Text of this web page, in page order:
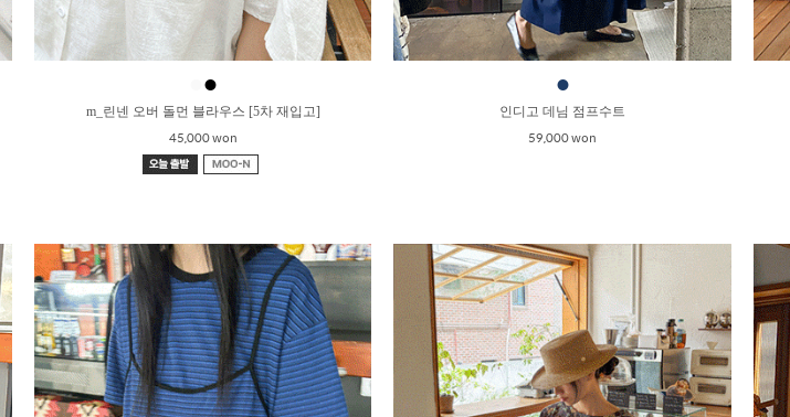
●
m_린넨 오버 돌먼 블라우스 [5차 재입고]
45,000 won
●
인디고 데님 점프수트
59,000 won